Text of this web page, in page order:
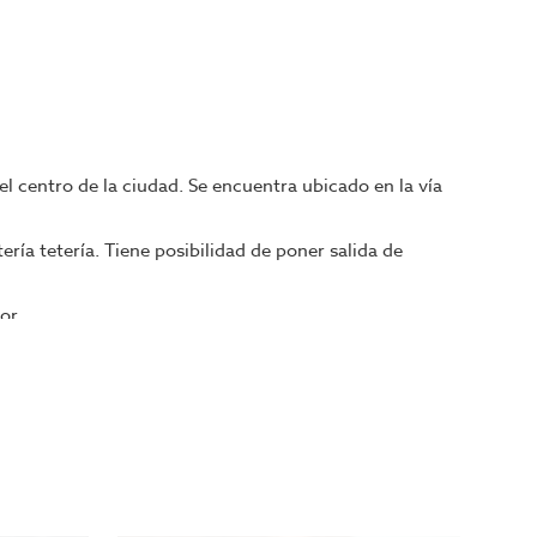
centro de la ciudad. Se encuentra ubicado en la vía
tetería. Tiene posibilidad de poner salida de
adaptado.